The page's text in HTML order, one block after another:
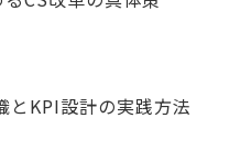
とKPI設計の実践方法